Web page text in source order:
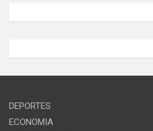
DEPORTES
ECONOMIA